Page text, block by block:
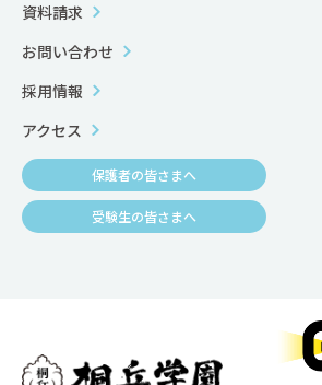
資料請求
お問い合わせ
採用情報
アクセス
保護者の皆さまへ
受験生の皆さまへ